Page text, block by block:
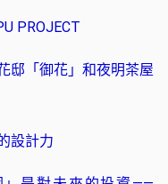
PROJECT
邸「御花」和夜明茶屋
設計力